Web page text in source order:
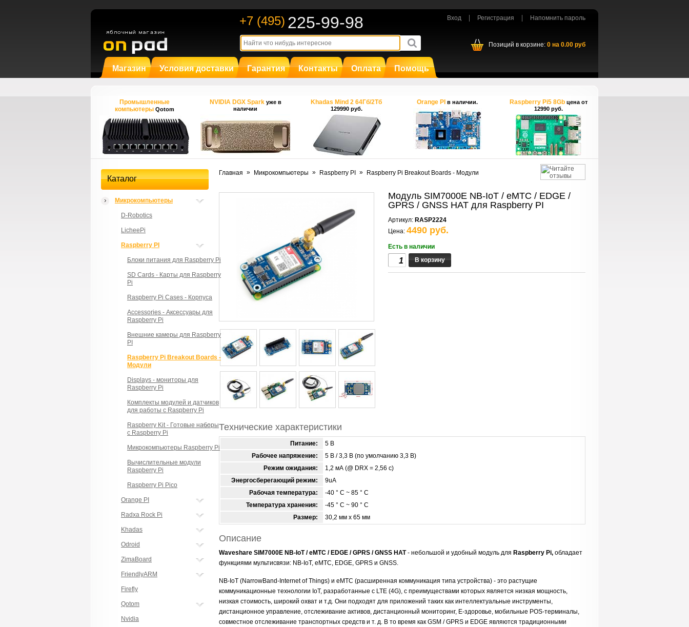
Вход Регистрация Напомнить пароль
+7 (495) 225-99-98
Позиций в корзине: 0 на 0.00 руб
Магазин Условия доставки Гарантия Контакты Оплата Помощь
Промышленные
компьютерыQotom
NVIDIA DGX Spark уже в
наличии
Khadas Mind 2 64Гб/2Тб
129990 руб.
Orange PI в наличии. Raspberry Pi5 8Gb цена от
12990 руб.
Каталог
Микрокомпьютеры
D-Robotics
LicheePi
Raspberry PI
Блоки питания для Raspberry Pi
SD Cards - Карты для Raspberry
Pi
Raspberry Pi Cases - Корпуса
Accessories - Аксессуары для
Raspberry Pi
Внешние камеры для Raspberry
PI
Raspberry Pi Breakout Boards -
Модули
Displays - мониторы для
Raspberry Pi
Комплекты модулей и датчиков
для работы с Raspberry Pi
Raspberry Kit - Готовые наборы
с Raspberry Pi
Микрокомпьютеры Raspberry Pi
Вычислительные модули
Raspberry Pi
Raspberry Pi Pico
Orange PI
Radxa Rock Pi
Khadas
Odroid
ZimaBoard
FriendlyARM
Firefly
Qotom
Nvidia
Главная » Микрокомпьютеры » Raspberry PI » Raspberry Pi Breakout Boards - Модули
Модуль SIM7000E NB-IoT / eMTC / EDGE /
GPRS / GNSS HAT для Raspberry PI
Артикул: RASP2224
Цена: 4490 руб.
Есть в наличии
В корзину
Технические характеристики
Питание:
5 В
Рабочее напряжение:
5 В / 3,3 В (по умолчанию 3,3 В)
Режим ожидания:
1,2 мА (@ DRX = 2,56 с)
Энергосберегающий режим:
9uA
Рабочая температура:
-40 ° C ~ 85 ° C
Температура хранения:
-45 ° C ~ 90 ° C
Размер:
30,2 мм х 65 мм
Описание
Waveshare SIM7000E NB-IoT / eMTC / EDGE / GPRS / GNSS HAT- небольшой и удобный модуль для Raspberry Pi, обладает
функциями мультисвязи: NB-IoT, eMTC, EDGE, GPRS и GNSS.
NB-IoT (NarrowBand-Internet of Things) и eMTC (расширенная коммуникация типа устройства) - это растущие
коммуникационные технологии IoT, разработанные с LTE (4G), с преимуществами которых является низкая мощность,
низкая стоимость, широкий охват и т.д. Они подходят для приложений таких как интеллектуальные инструменты,
дистанционное управление, отслеживание активов, дистанционный мониторинг, E-здоровье, мобильные POS-терминалы,
совместное отслеживание транспортных средств и т. д. В то время как GSM / GPRS и EDGE являются традиционными